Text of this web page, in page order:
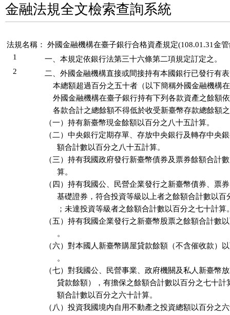
金融法規全文檢索查詢系統
法規名稱：
外國金融機構在臺子銀行合格資產規定(108.01.31金
1
一、本規定依銀行法第三十六條第二項規定訂定之。
2
二、外國金融機構直接或間接持有本國銀行已發行有
本總額超過百分之五十者（以下簡稱外國金融機構
外國金融機構在臺子銀行持有下列各款資產之餘額
各款合計之總餘額不得低於收受新臺幣存款總餘額
（一）持有新臺幣現金餘額以百分之八十五計算。
（二）中央銀行定期存單、存放中央銀行及轉存中央
      額合計數以百分之八十五計算。
（三）持有我國政府發行新臺幣債券及票券餘額合計
      算。
（四）持有我國公、民營企業發行之新臺幣債券、票
基礎證券，符合投資等級以上者之餘額合計數以
；未達投資等級者之餘額合計數以百分之七十計算
（五）持有我國企業發行之新臺幣股票之餘額合計數
      。
（六）對本國人新臺幣購屋貸款餘額（不含催收款）
      。
（七）對我國公、民營事業、政府機關及私人新臺幣
貸款餘額），有擔保之餘額合計數以百分之七十
      額合計數以百分之六十計算。
（八）投資我國境內自用不動產之投資總額以百分之